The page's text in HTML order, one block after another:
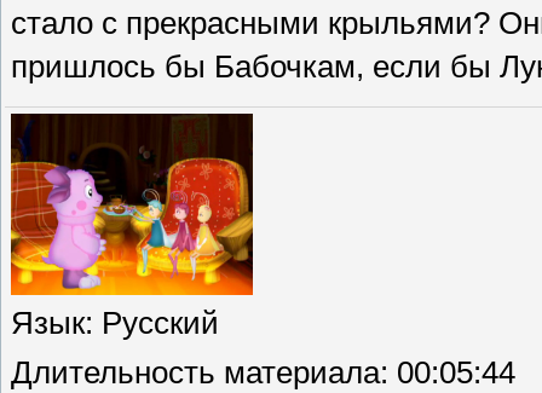
стало с прекрасными крыльями?
пришлось бы Бабочкам, если бы
Язык: Русский
Длительность материала: 00:05:44